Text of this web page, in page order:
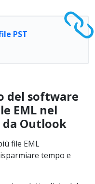
PST
del software
EML nel
Outlook
file EML
tempo e